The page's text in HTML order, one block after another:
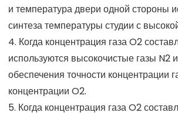
и температура двери одной стороны
синтеза температуры студии с
4. Когда концентрация газа O2
используются высокочистые газы N2
обеспечения точности концентрации
концентрации O2.
5. Когда концентрация газа O2